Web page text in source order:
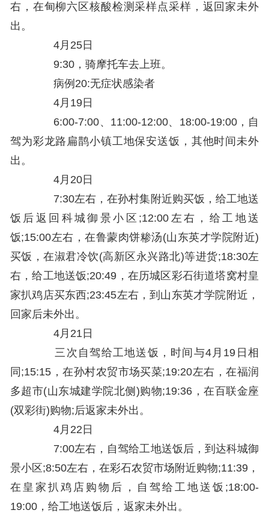
右，在甸柳六区核酸检测采样点采样，返回家未外
出。
4月25日
9:30，骑摩托车去上班。
病例20:无症状感染者
4月19日
6:00-7:00、11:00-12:00、18:00-19:00，自
驾为彩龙路扁鹊小镇工地保安送饭，其他时间未外
出。
4月20日
7:30左右，在孙村集附近购买饭，给工地送
饭后返回科城御景小区;12:00左右，给工地送
饭;15:00左右，在鲁蒙肉饼糁汤(山东英才学院附近)
买饭，在淑君冷饮(高新区永兴路北)等进货;18:30左
右，给工地送饭;20:49，在历城区彩石街道塔窝村皇
家扒鸡店买东西;23:45左右，到山东英才学院附近，
回家后未外出。
4月21日
三次自驾给工地送饭，时间与4月19日相
同;15:15，在孙村农贸市场买菜;19:20左右，在福润
多超市(山东城建学院北侧)购物;19:36，在百联金座
(双彩街)购物;后返家未外出。
4月22日
7:00左右，自驾给工地送饭后，到达科城御
景小区;8:50左右，在彩石农贸市场附近购物;11:39，
在皇家扒鸡店购物后，自驾给工地送饭;18:00-
19:00，给工地送饭后，返家未外出。